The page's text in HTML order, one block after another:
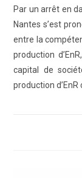
Par un arrêt en
Nantes s’est
entre la
production
capital de
production d’EnR